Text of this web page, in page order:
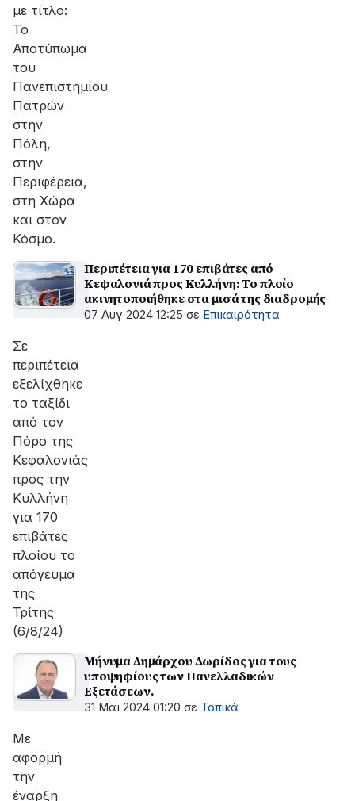
με τίτλο:
Το
Αποτύπωμα
του
Πανεπιστημίου
Πατρών
στην
Πόλη,
στην
Περιφέρεια,
στη Χώρα
και στον
Κόσμο.
Περιπέτεια για 170 επιβάτες από
Κεφαλονιά προς Κυλλήνη: Το πλοίο
ακινητοποιήθηκε στα μισά της διαδρομής
07 Αυγ 2024 12:25 σε Επικαιρότητα
Σε
περιπέτεια
εξελίχθηκε
το ταξίδι
από τον
Πόρο της
Κεφαλονιάς
προς την
Κυλλήνη
για 170
επιβάτες
πλοίου το
απόγευμα
της
Τρίτης
(6/8/24)
Μήνυμα Δημάρχου Δωρίδος για τους
υποψηφίους των Πανελλαδικών
Εξετάσεων.
31 Μαϊ 2024 01:20 σε Τοπικά
Με
αφορμή
την
έναρξη